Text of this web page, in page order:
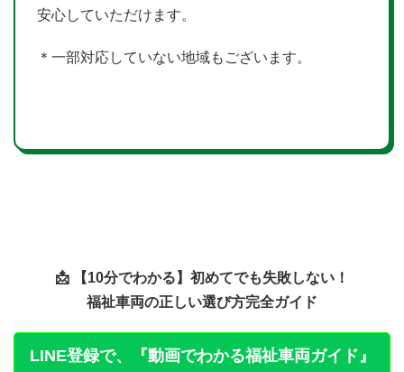
安心していただけます。
＊一部対応していない地域もございます。
📩 【10分でわかる】初めてでも失敗しない！
福祉車両の正しい選び方完全ガイド
LINE登録で、『動画でわかる福祉車両ガイド』